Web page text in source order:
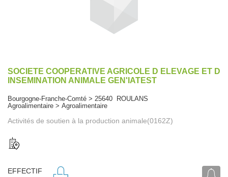
SOCIETE COOPERATIVE AGRICOLE D ELEVAGE ET D
INSEMINATION ANIMALE GEN'IATEST
Bourgogne-Franche-Comté > 25640 ROULANS
Agroalimentaire > Agroalimentaire
Activités de soutien à la production animale(0162Z)
EFFECTIF